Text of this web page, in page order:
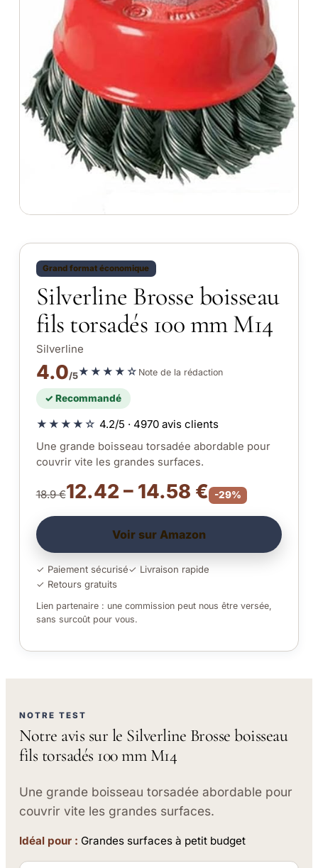
Grand format économique
Silverline Brosse boisseau
fils torsadés 100 mm M14
Silverline
4.0/5★★★★☆ Note de la rédaction
✓ Recommandé
★★★★☆ 4.2/5 · 4970 avis clients
Une grande boisseau torsadée abordable pour
couvrir vite les grandes surfaces.
18.9 €12.42 – 14.58 € -29%
Voir sur Amazon
✓ Paiement sécurisé✓ Livraison rapide
✓ Retours gratuits
Lien partenaire : une commission peut nous être versée,
sans surcoût pour vous.
NOTRE TEST
Notre avis sur le Silverline Brosse boisseau
fils torsadés 100 mm M14
Une grande boisseau torsadée abordable pour
couvrir vite les grandes surfaces.
Idéal pour : Grandes surfaces à petit budget